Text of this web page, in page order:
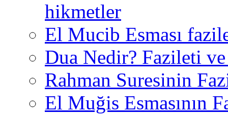
hikmetler
El Mucib Esması
Dua Nedir? Fazileti
Rahman Suresinin
El Muğis Esmasının